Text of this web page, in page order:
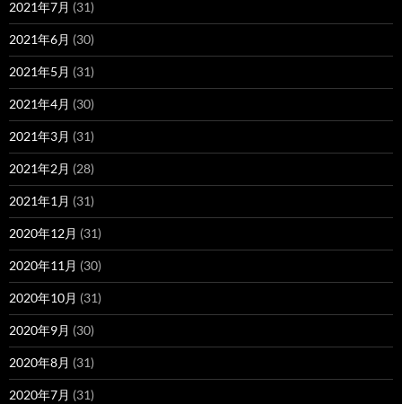
2021年7月 (31)
2021年6月 (30)
2021年5月 (31)
2021年4月 (30)
2021年3月 (31)
2021年2月 (28)
2021年1月 (31)
2020年12月 (31)
2020年11月 (30)
2020年10月 (31)
2020年9月 (30)
2020年8月 (31)
2020年7月 (31)